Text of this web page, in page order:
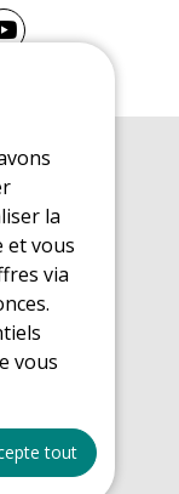
la
et vous
via
vous
tout